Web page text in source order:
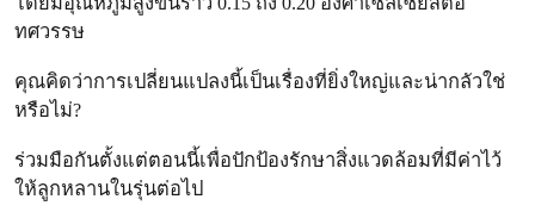
ทศวรรษ
คุณคิดว่าการเปลี่ยนแปลงนี้เป็นเรื่องที่ยิ่งใหญ่และน่ากลัวใช่
หรือไม่?
ร่วมมือกันตั้งแต่ตอนนี้เพื่อปักป้องรักษาสิ่งแวดล้อมที่มีค่าไว้
ให้ลูกหลานในรุ่นต่อไป